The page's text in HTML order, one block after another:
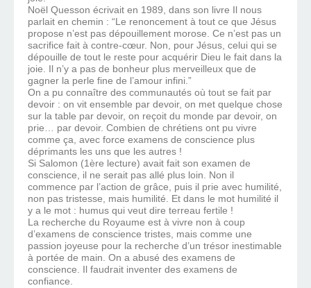
Noël Quesson écrivait en 1989, dans son livre Il nous
parlait en chemin : “Le renoncement à tout ce que Jésus
propose n’est pas dépouillement morose. Ce n’est pas un
sacrifice fait à contre-cœur. Non, pour Jésus, celui qui se
dépouille de tout le reste pour acquérir Dieu le fait dans la
joie. Il n’y a pas de bonheur plus merveilleux que de
gagner la perle fine de l’amour infini.”
On a pu connaître des communautés où tout se fait par
devoir : on vit ensemble par devoir, on met quelque chose
sur la table par devoir, on reçoit du monde par devoir, on
prie… par devoir. Combien de chrétiens ont pu vivre
comme ça, avec force examens de conscience plus
déprimants les uns que les autres !
Si Salomon (1ère lecture) avait fait son examen de
conscience, il ne serait pas allé plus loin. Non il
commence par l’action de grâce, puis il prie avec humilité,
non pas tristesse, mais humilité. Et dans le mot humilité il
y a le mot : humus qui veut dire terreau fertile !
La recherche du Royaume est à vivre non à coup
d’examens de conscience tristes, mais comme une
passion joyeuse pour la recherche d’un trésor inestimable
à portée de main. On a abusé des examens de
conscience. Il faudrait inventer des examens de
confiance.